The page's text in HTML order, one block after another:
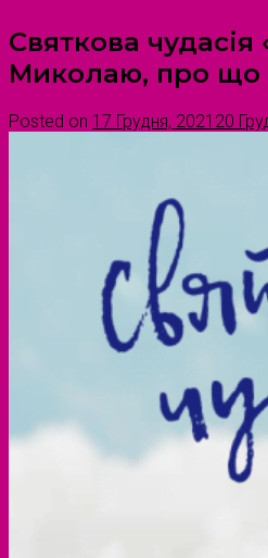
Святкова чудасія
Миколаю, про що
Posted on 17 Грудня, 2021 20